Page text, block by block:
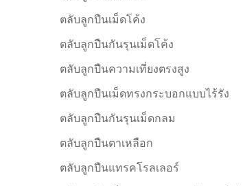
ตลับลูกปืนเม็ดโค้ง
ตลับลูกปืนกันรุนเม็ดโค้ง
ตลับลูกปืนความเที่ยงตรงสูง
ตลับลูกปืนเม็ดทรงกระบอกแบบไร้รัง
ตลับลูกปืนกันรุนเม็ดกลม
ตลับลูกปืนตาเหลือก
ตลับลูกปืนแทรคโรลเลอร์